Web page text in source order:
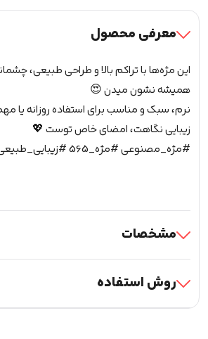
(کد565)
عددمعرفی محصول
این مژه‌ها با تراکم بالا و طراحی طبیعی،
همیشه نشون میدن 😍
نرم، سبک و مناسب برای استفاده روزانه یا
زیبایی نگاهت، امضای خاص توست 💖
#مژه_مصنوعی #مژه_565 #زیبایی_طبیعی
مشخصات
روش استفاده